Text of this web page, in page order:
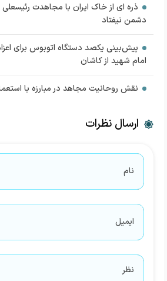
ذره ای از خاک ایران با مجاهدت
دشمن نیفتاد
پیش‌بینی یکصد دستگاه اتوبوس برای
امام شهید از کاشان
نقش روحانیت مجاهد در مبارزه با
ارسال نظرات